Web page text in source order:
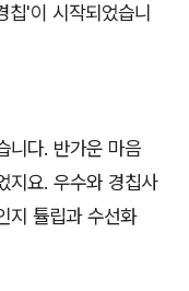
'이 시작되었습니
니다. 반가운 마음
지요. 우수와 경칩사
지 튤립과 수선화